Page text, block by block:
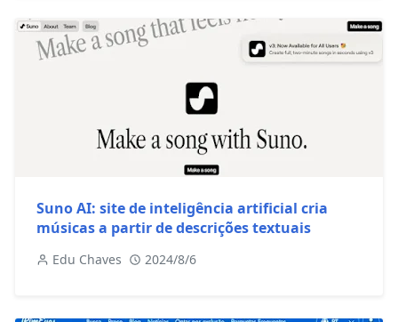
Suno AI: site de inteligência artificial cria
músicas a partir de descrições textuais
Edu Chaves 2024/8/6